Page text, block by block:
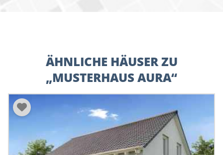
ÄHNLICHE HÄUSER ZU
„MUSTERHAUS AURA“